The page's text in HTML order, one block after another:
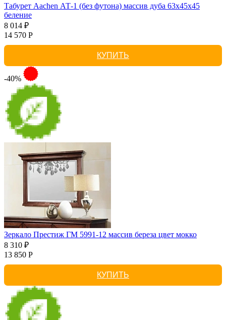
Табурет Aachen АТ-1 (без футона) массив дуба 63х45х45
беление
8 014 ₽
14 570 Р
КУПИТЬ
-40%
Зеркало Престиж ГМ 5991-12 массив береза цвет мокко
8 310 ₽
13 850 Р
КУПИТЬ